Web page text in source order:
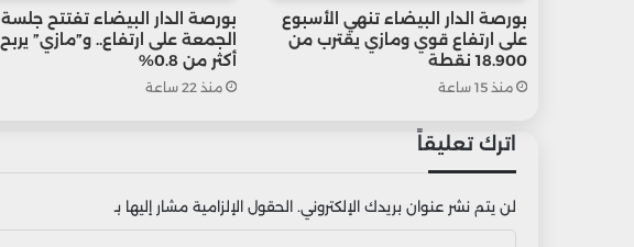
بورصة الدار البيضاء تنهي الأسبوع
على ارتفاع قوي ومازي يقترب من
18.900 نقطة
منذ 15 ساعة
بورصة الدار البيضاء تفتتح جلسة
الجمعة على ارتفاع.. و”مازي” يربح
أكثر من 0.8%
منذ 22 ساعة
اترك تعليقاً
لن يتم نشر عنوان بريدك الإلكتروني. الحقول الإلزامية مشار إليها بـ